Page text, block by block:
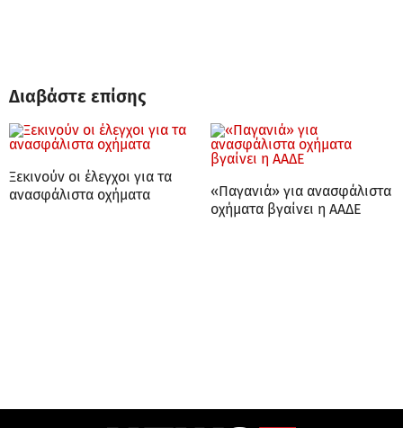
Διαβάστε επίσης
Ξεκινούν οι έλεγχοι για τα
ανασφάλιστα οχήματα
«Παγανιά» για ανασφάλιστα
οχήματα βγαίνει η ΑΑΔΕ